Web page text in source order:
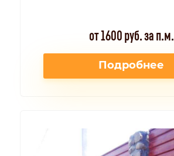
от 1600 руб. за п.м.
Подробнее